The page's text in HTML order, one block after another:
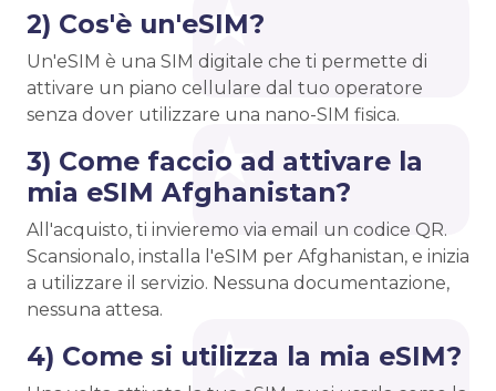
2) Cos'è un'eSIM?
Un'eSIM è una SIM digitale che ti permette di
attivare un piano cellulare dal tuo operatore
senza dover utilizzare una nano-SIM fisica.
3) Come faccio ad attivare la
mia eSIM Afghanistan?
All'acquisto, ti invieremo via email un codice QR.
Scansionalo, installa l'eSIM per Afghanistan, e inizia
a utilizzare il servizio. Nessuna documentazione,
nessuna attesa.
4) Come si utilizza la mia eSIM?